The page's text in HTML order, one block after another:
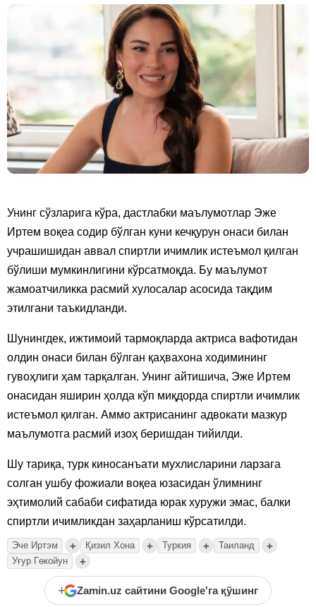
Унинг сўзларига кўра, дастлабки маълумотлар Эже
Иртем воқеа содир бўлган куни кечқурун онаси билан
учрашишидан аввал спиртли ичимлик истеъмол қилган
бўлиши мумкинлигини кўрсатмоқда. Бу маълумот
жамоатчиликка расмий хулосалар асосида тақдим
этилгани таъкидланди.
Шунингдек, ижтимоий тармоқларда актриса вафотидан
олдин онаси билан бўлган қаҳвахона ходимининг
гувоҳлиги ҳам тарқалган. Унинг айтишича, Эже Иртем
онасидан яширин ҳолда кўп миқдорда спиртли ичимлик
истеъмол қилган. Аммо актрисанинг адвокати мазкур
маълумотга расмий изоҳ беришдан тийилди.
Шу тариқа, турк киносанъати мухлисларини ларзага
солган ушбу фожиали воқеа юзасидан ўлимнинг
эҳтимолий сабаби сифатида юрак хуружи эмас, балки
спиртли ичимликдан заҳарланиш кўрсатилди.
Эче Иртэм + Қизил Хона + Туркия + Таиланд +
Уғур Гөкойун +
+ Zamin.uz сайтини Google'га қўшинг